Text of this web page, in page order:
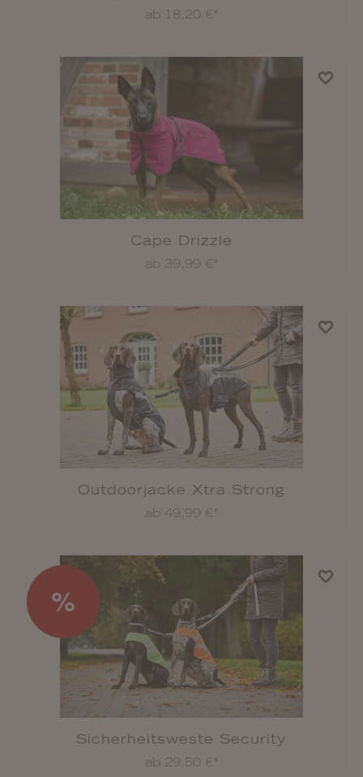
Rukka Pets 3-in-1-Jacke Discovery
ab 99,90 €*
Rukka Pets Thermojacke Comfy Pile
ab 44,90 €*
Rukka Pets Hundeschuhe Step Shoes
ab 27,90 €*